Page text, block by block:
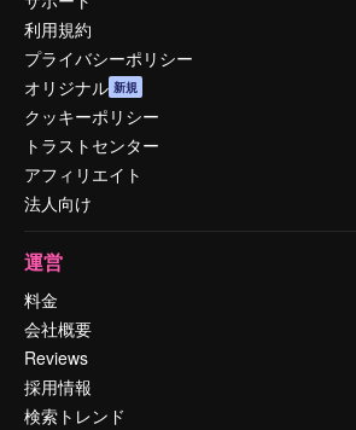
利用規約
プライバシーポリシー
オリジナル 新規
クッキーポリシー
トラストセンター
アフィリエイト
法人向け
運営
料金
会社概要
Reviews
採用情報
検索トレンド